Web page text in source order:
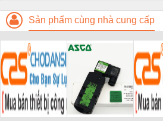
Sản phẩm cùng nhà cung cấp